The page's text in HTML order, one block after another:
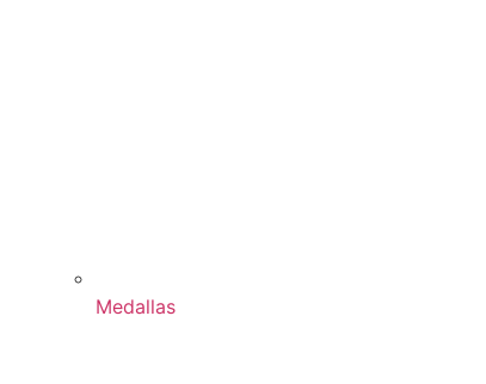
Medallas